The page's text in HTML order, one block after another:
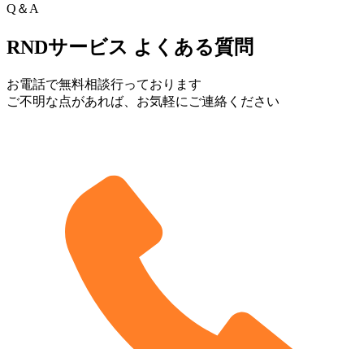
Q＆A
RNDサービス よくある質問
お電話で無料相談行っております
ご不明な点があれば、お気軽にご連絡ください